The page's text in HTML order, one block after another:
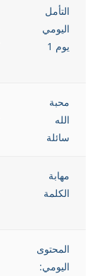
التأمل
اليومي
يوم 1
محبة
الله
سائلة
مهابة
الكلمة
المحتوى
اليومي: